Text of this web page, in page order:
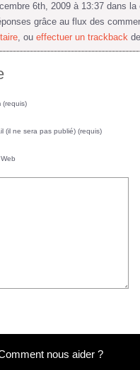
6th, 2009 à 13:37 dans
grâce au flux des
, ou effectuer un trackback
(requis)
(il ne sera pas publié) (requis)
nous aider ?